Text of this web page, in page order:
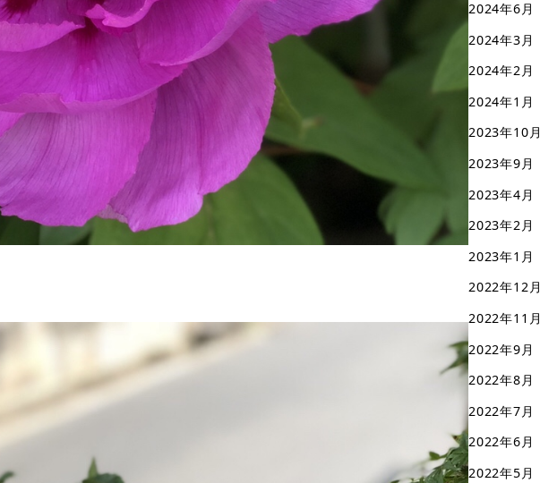
2024年6月
2024年3月
2024年2月
2024年1月
2023年10月
2023年9月
2023年4月
2023年2月
2023年1月
2022年12月
2022年11月
2022年9月
2022年8月
2022年7月
2022年6月
2022年5月